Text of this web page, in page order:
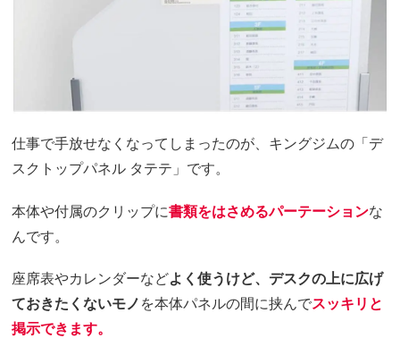
仕事で手放せなくなってしまったのが、キングジムの「デ
スクトップパネル タテテ」です。
本体や付属のクリップに書類をはさめるパーテーションな
んです。
座席表やカレンダーなどよく使うけど、デスクの上に広げ
ておきたくないモノを本体パネルの間に挟んでスッキリと
掲示できます。